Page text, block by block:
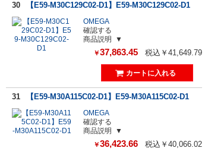
30 【E59-M30C129C02-D1】E59-M30C129C02-D1
OMEGA
確認する
商品説明
￥37,863.45 税込￥41,649.79
31 【E59-M30A115C02-D1】E59-M30A115C02-D1
OMEGA
確認する
商品説明
￥36,423.66 税込￥40,066.02